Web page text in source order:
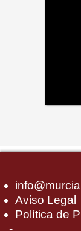
Aviso Legal
Política de